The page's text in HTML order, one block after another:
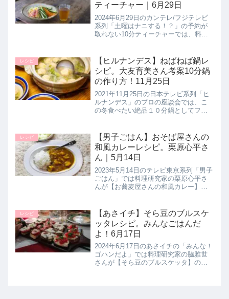
ティーチャー｜6月29日
2024年6月29日のカンテレ/フジテレビ
系列「土曜はナニする！？」の予約が
取れない10分ティーチャーでは、料理
【ささみのアボカドおろし麺】の作り
方を教えてくれたので詳しく紹...
レシピ
【ヒルナンデス】ねばねば鍋レ
シピ。大友育美さん考案10分鍋
の作り方！11月25日
2021年11月25日の日本テレビ系列「ヒ
ルナンデス」のプロの座談会では、こ
の冬食べたい絶品１０分鍋としてフー
たので詳しく紹介します。>>ヒルナン
デス記事一覧はこちら【ねば...
レシピ
【男子ごはん】おそば屋さんの
和風カレーレシピ。栗原心平さ
ん｜5月14日
2023年5月14日のテレビ東京系列「男子
ごはん」では料理研究家の栗原心平さ
んが【お蕎麦屋さんの和風カレー】の
ら▼男子ごはんレシピはこちらもオス
スメ・(万能薬味だれ)にん...
レシピ
【あさイチ】そら豆のブルスケ
ッタレシピ。みんなごはんだ
よ！6月17日
2024年6月17日のあさイチの「みんな！
ゴハンだよ」では料理研究家の脇雅世
さんが【そら豆のブルスケッタ】の作